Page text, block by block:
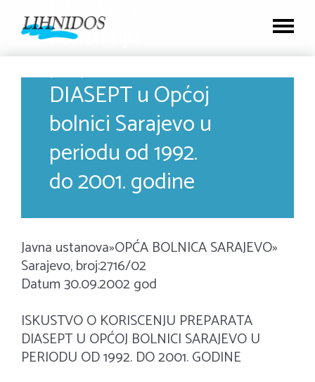
Iskustvo o
korištenju
preparata
DIASEPT u Općoj
bolnici Sarajevo u
periodu od 1992.
do 2001. godine
Javna ustanova»OPĆA BOLNICA SARAJEVO»
Sarajevo, broj:2716/02
Datum 30.09.2002 god
ISKUSTVO O KORISCENJU PREPARATA
DIASEPT U OPĆOJ BOLNICI SARAJEVO U
PERIODU OD 1992. DO 2001. GODINE